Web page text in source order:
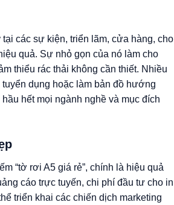
các sự kiện, triển lãm, cửa hàng, cho
quả. Sự nhỏ gọn của nó làm cho
thiểu rác thải không cần thiết. Nhiều
dụng hoặc làm bản đồ hướng
hết mọi ngành nghề và mục đích
“tờ rơi A5 giá rẻ”, chính là hiệu quả
cáo trực tuyến, chi phí đầu tư cho in
triển khai các chiến dịch marketing